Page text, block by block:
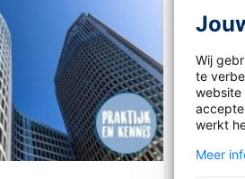
Wij
te
website
werkt
Meer